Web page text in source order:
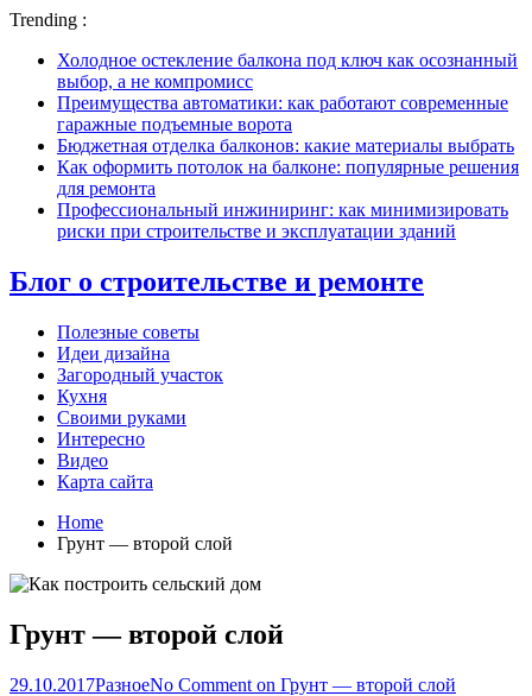
Trending :
Холодное остекление балкона под ключ как осознанный
выбор, а не компромисс
Преимущества автоматики: как работают современные
гаражные подъемные ворота
Бюджетная отделка балконов: какие материалы выбрать
Как оформить потолок на балконе: популярные решения
для ремонта
Профессиональный инжиниринг: как минимизировать
риски при строительстве и эксплуатации зданий
Блог о строительстве и ремонте
Полезные советы
Идеи дизайна
Загородный участок
Кухня
Своими руками
Интересно
Видео
Карта сайта
Home
Грунт — второй слой
Грунт — второй слой
29.10.2017РазноеNo Comment on Грунт — второй слой